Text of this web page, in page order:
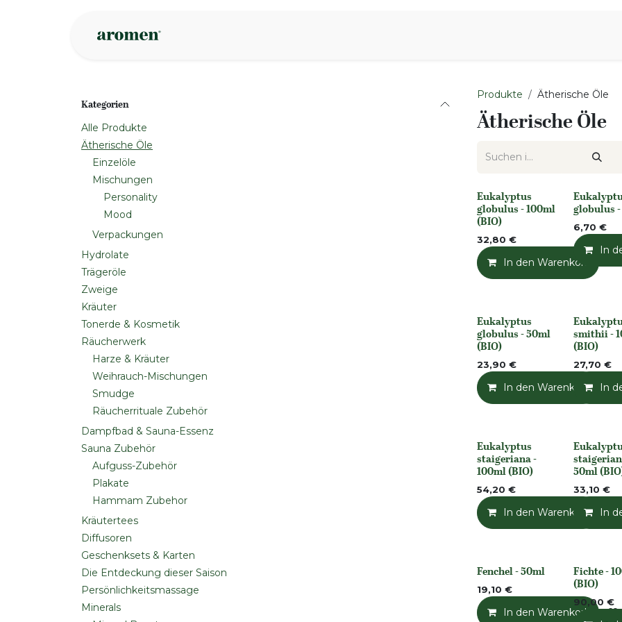
Kategorien
Alle Produkte
Ätherische Öle
Einzelöle
Mischungen
Personality
Mood
Verpackungen
Hydrolate
Trägeröle
Zweige
Kräuter
Tonerde & Kosmetik
Räucherwerk
Harze & Kräuter
Weihrauch-Mischungen
Smudge
Räucherrituale Zubehör
Dampfbad & Sauna-Essenz
Sauna Zubehör
Aufguss-Zubehör
Plakate
Hammam Zubehor
Kräutertees
Diffusoren
Geschenksets & Karten
Die Entdeckung dieser Saison
Persönlichkeitsmassage
Minerals
Produkte Ätherische Öle
Ätherische Öle
None
Eukalyptus
globulus - 100ml
(BIO)
32,80 €
In den Warenkorb
None
globulus -
6,70 €
In
None
Eukalyptus
globulus - 50ml
(BIO)
23,90 €
In den Warenkorb
None
smithii -
(BIO)
27,70 €
In
None
Eukalyptus
staigeriana -
100ml (BIO)
54,20 €
In den Warenkorb
None
50ml
33,10 €
In
None
Fenchel - 50ml
19,10 €
In den Warenkorb
None
Fichte -
(BIO)
90,00 €